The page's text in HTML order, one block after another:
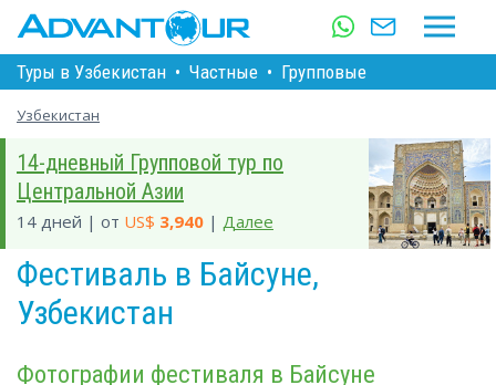
Туры в Узбекистан • Частные • Групповые
Узбекистан
14-дневный Групповой тур по
Центральной Азии
14 дней | от US$ 3,940 | Далее
Фестиваль в Байсуне,
Узбекистан
Фотографии фестиваля в Байсуне